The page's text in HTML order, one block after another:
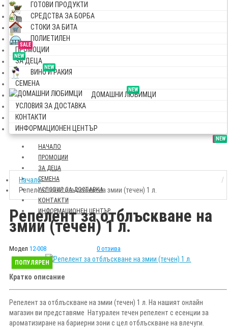
ГОТОВИ ПРОДУКТИ
СРЕДСТВА ЗА БОРБА
СТОКИ ЗА БИТА
ПОЛИЕТИЛЕН
SALE
ПРОМОЦИИ
NEW
ЗА ДЕЦА
NEW
ВИНО И РАКИЯ
СЕМЕНА
NEW
ДОМАШНИ ЛЮБИМЦИ
УСЛОВИЯ ЗА ДОСТАВКА
КОНТАКТИ
ИНФОРМАЦИОНЕН ЦЕНТЪР
НАЧАЛО
SALE
ПРОМОЦИИ
NEW
ЗА ДЕЦА
СЕМЕНА
УСЛОВИЯ ЗА ДОСТАВКА
КОНТАКТИ
ИНФОРМАЦИОНЕН ЦЕНТЪР
Начало
Репелент за отблъскване на змии (течен) 1 л.
Репелент за отблъскване на
змии (течен) 1 л.
Модел 12-008 0 отзива
ПОПУЛЯРЕН
Кратко описание
Репелент за отблъскване на змии (течен) 1 л. На нашият онлайн
магазин ви представяме Натурален течен репелент с есенции за
ароматизиране на бариерни зони с цел отблъскване на влечуги.